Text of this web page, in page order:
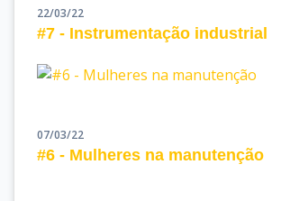
22/03/22
#7 - Instrumentação industrial
07/03/22
#6 - Mulheres na manutenção